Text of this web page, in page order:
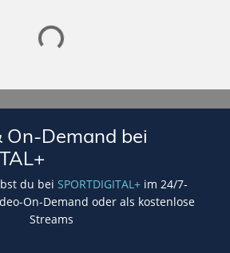
On-Demand bei
du bei SPORTDIGITAL+im 24/7-
On-Demand oder als kostenlose
Streams